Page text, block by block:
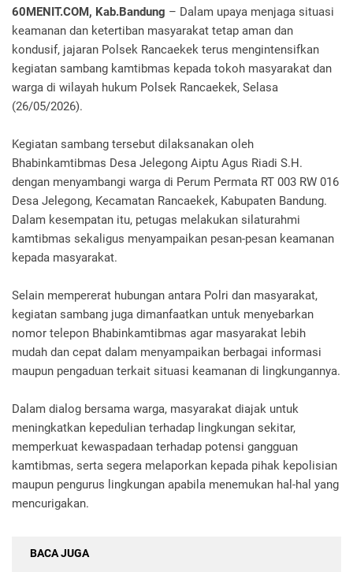
60MENIT.COM, Kab.Bandung – Dalam upaya menjaga situasi
keamanan dan ketertiban masyarakat tetap aman dan
kondusif, jajaran Polsek Rancaekek terus mengintensifkan
kegiatan sambang kamtibmas kepada tokoh masyarakat dan
warga di wilayah hukum Polsek Rancaekek, Selasa
(26/05/2026).
Kegiatan sambang tersebut dilaksanakan oleh
Bhabinkamtibmas Desa Jelegong Aiptu Agus Riadi S.H.
dengan menyambangi warga di Perum Permata RT 003 RW 016
Desa Jelegong, Kecamatan Rancaekek, Kabupaten Bandung.
Dalam kesempatan itu, petugas melakukan silaturahmi
kamtibmas sekaligus menyampaikan pesan-pesan keamanan
kepada masyarakat.
Selain mempererat hubungan antara Polri dan masyarakat,
kegiatan sambang juga dimanfaatkan untuk menyebarkan
nomor telepon Bhabinkamtibmas agar masyarakat lebih
mudah dan cepat dalam menyampaikan berbagai informasi
maupun pengaduan terkait situasi keamanan di lingkungannya.
Dalam dialog bersama warga, masyarakat diajak untuk
meningkatkan kepedulian terhadap lingkungan sekitar,
memperkuat kewaspadaan terhadap potensi gangguan
kamtibmas, serta segera melaporkan kepada pihak kepolisian
maupun pengurus lingkungan apabila menemukan hal-hal yang
mencurigakan.
BACA JUGA